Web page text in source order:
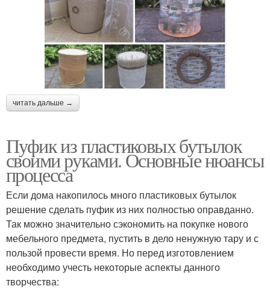
читать дальше →
Пуфик из пластиковых бутылок
своими руками. Основные нюансы
процесса
Если дома накопилось много пластиковых бутылок
решение сделать пуфик из них полностью оправданно.
Так можно значительно сэкономить на покупке нового
мебельного предмета, пустить в дело ненужную тару и с
пользой провести время. Но перед изготовлением
необходимо учесть некоторые аспекты данного
творчества: